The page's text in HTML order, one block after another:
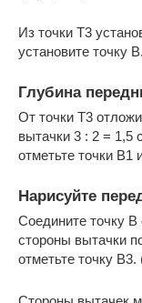
Из точки Т3
установите точку В.
Глубина
От точки Т3
вытачки 3 : 2 = 1,5
отметьте точки В1
Нарисуйте
Соедините точку
стороны вытачки
отметьте точку